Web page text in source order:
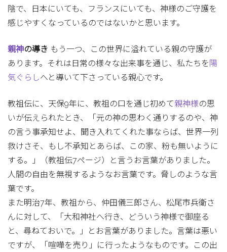
陰で、日本にいても、フランスにいても、神様のご守護を
感じやすくなっているのではないかと思います。
親神の導き もう一つ、この世界に溢れている親の守護が
あります。それは日常の様々な出来事を通じ、私たちを 陽
気ぐらしへと導いて下さっている親心です。
教祖伝に、天保9年に、教祖の口を通じ初めて親神様の思
いが伝えられたとき、「元の神の思わく通りするのや、神
の言う事承知せよ、聞き入れてくれた事ならば、世界一列
救けさそ、もし不承知とあらば、この家、粉も無いように
する。」（教祖伝7ページ）と言うお言葉がありました。
人間の自由を無視するようなお言葉です。脅しのような言
葉です。
また明治7年、教祖から、仲田儀三郎さん、松尾市兵衛さ
んに対して、「大和神社へ行き、どういう神様で御座る
と、尋ねておいで。」とお言葉がありました。言葉は悪い
ですが、「喧嘩を売り」に行ったようなものです。この出